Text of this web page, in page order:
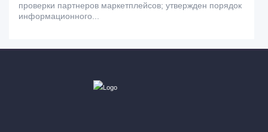
проверки партнеров маркетплейсов; утвержден порядок
информационного...